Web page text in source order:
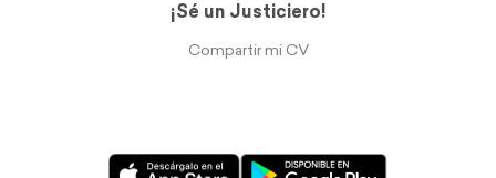
¡Sé un Justiciero!
Compartir mi CV